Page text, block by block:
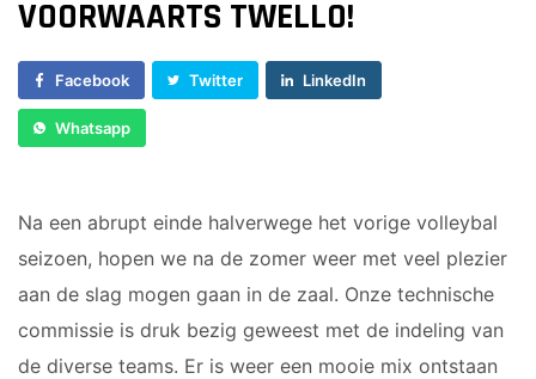
Dames 3
Dames 5
Dames 6
Dames Recreanten 1
Heren Recreanten 1
Heren Recreanten 2
Heren Recreanten 3
Sponsor worden
VOORWAARTS TWELLO!
Facebook Twitter LinkedIn
Whatsapp
Na een abrupt einde halverwege het vorige volleybal
seizoen, hopen we na de zomer weer met veel plezier
aan de slag mogen gaan in de zaal. Onze technische
commissie is druk bezig geweest met de indeling van
de diverse teams. Er is weer een mooie mix ontstaan